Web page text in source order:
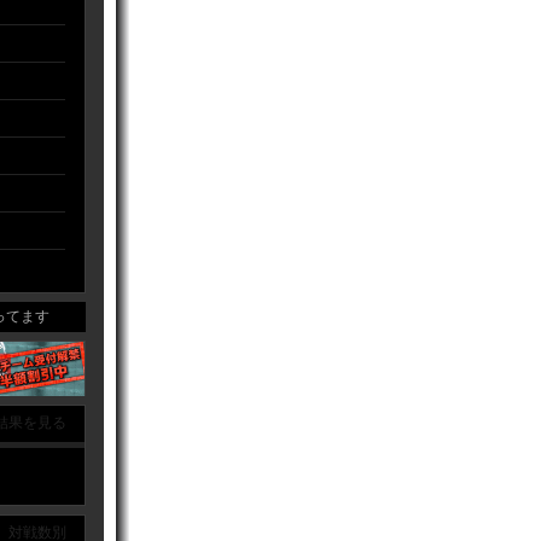
す
果を見る
対戦数別